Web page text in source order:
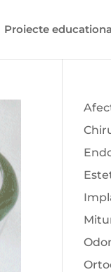
Proiecte